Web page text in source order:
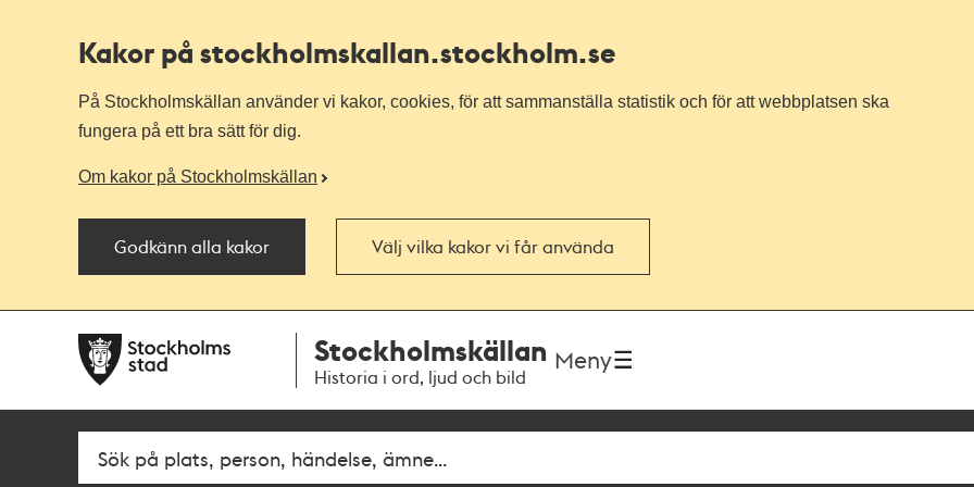
Kakor på stockholmskallan.stockholm.se
På Stockholmskällan använder vi kakor, cookies, för att sammanställa statistik och för att webbplatsen ska
fungera på ett bra sätt för dig.
Om kakor på Stockholmskällan
Godkänn alla kakor Välj vilka kakor vi får använda
navigationen
huvudinnehållet
Stockholmskällan
Historia i ord, ljud och bild
Meny
SökFritextsök